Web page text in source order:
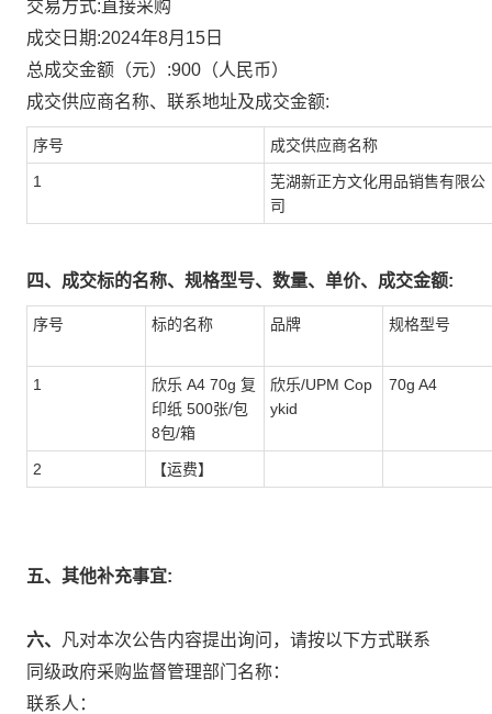
交易方式:直接采购
成交日期:2024年8月15日
总成交金额（元）:900 （人民币）
成交供应商名称、联系地址及成交金额:
序号 成交供应商名称
1
芜湖新正方文化用品销售有限公
司
四、成交标的名称、规格型号、数量、单价、成交金额:
序号 标的名称 品牌 规格型号
1
欣乐 A4 70g 复
印纸 500张/包
8包/箱
欣乐/UPM Cop
ykid
70g A4
2 【运费】
五、其他补充事宜:
六、
凡对本次公告内容提出询问，请按以下方式联系
同级政府采购监督管理部门名称：
联系人：